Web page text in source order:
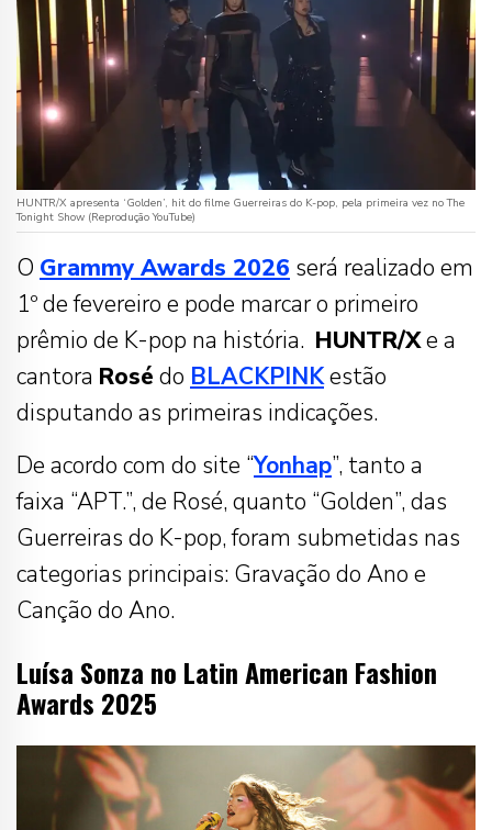
HUNTR/X apresenta ‘Golden’, hit do filme Guerreiras do K-pop, pela primeira vez no The
Tonight Show (Reprodução YouTube)
O Grammy Awards 2026 será realizado em
1º de fevereiro e pode marcar o primeiro
prêmio de K-pop na história. HUNTR/Xe a
cantora Rosé do BLACKPINKestão
disputando as primeiras indicações.
De acordo com do site “Yonhap”, tanto a
faixa “APT.”, de Rosé, quanto “Golden”, das
Guerreiras do K-pop, foram submetidas nas
categorias principais: Gravação do Ano e
Canção do Ano.
Luísa Sonza no Latin American Fashion
Awards 2025